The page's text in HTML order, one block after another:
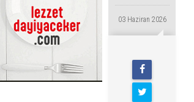
03 Haziran 2026